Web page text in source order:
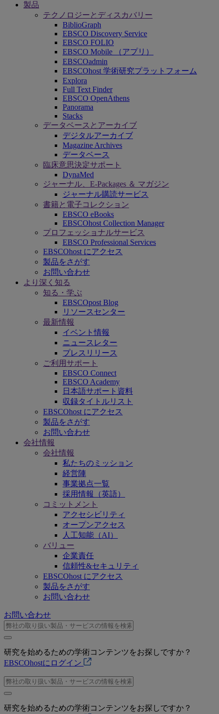
製品
テクノロジーとディスカバリー
BiblioGraph
EBSCO Discovery Service
EBSCO FOLIO
EBSCO Mobile （アプリ）
EBSCOadmin
EBSCOhost 学術研究プラットフォーム
Explora
Full Text Finder
EBSCO OpenAthens
Panorama
Stacks
データベースとアーカイブ
デジタルアーカイブ
Magazine Archives
データベース
臨床意思決定サポート
DynaMed
ジャーナル、E-Packages ＆ マガジン
ジャーナル購読サービス
書籍と電子コレクション
EBSCO eBooks
EBSCOhost Collection Manager
プロフェッショナルサービス
EBSCO Professional Services
EBSCOhost にアクセス
製品をさがす
お問い合わせ
より深く知る
知る・学ぶ
EBSCOpost Blog
リソースセンター
最新情報
イベント情報
ニュースレター
プレスリリース
ご利用サポート
EBSCO Connect
EBSCO Academy
日本語サポート資料
収録タイトルリスト
EBSCOhost にアクセス
製品をさがす
お問い合わせ
会社情報
会社情報
私たちのミッション
経営陣
事業拠点一覧
採用情報（英語）
コミットメント
アクセシビリティ
オープンアクセス
人工知能（AI）
バリュー
企業責任
信頼性&セキュリティ
EBSCOhost にアクセス
製品をさがす
お問い合わせ
お問い合わせ
研究を始めるための学術コンテンツをお探しですか？
EBSCOhostにログイン
研究を始めるための学術コンテンツをお探しですか？